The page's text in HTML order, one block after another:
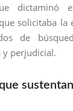
dictaminó
solicitaba la
de
perjudicial.